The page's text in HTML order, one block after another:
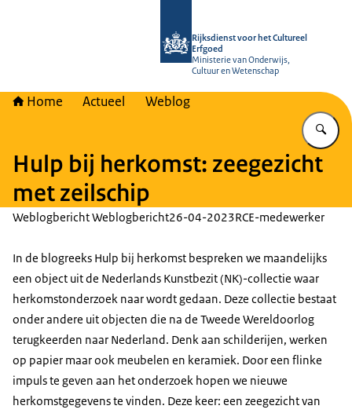
Rijksdienst voor het Cultureel
Erfgoed
Ministerie van Onderwijs,
Cultuur en Wetenschap
Home Actueel Weblog
Hulp bij herkomst: zeegezicht
met zeilschip
Weblogbericht Weblogbericht26-04-2023RCE-medewerker
In de blogreeks Hulp bij herkomst bespreken we maandelijks
een object uit de Nederlands Kunstbezit (NK)-collectie waar
herkomstonderzoek naar wordt gedaan. Deze collectie bestaat
onder andere uit objecten die na de Tweede Wereldoorlog
terugkeerden naar Nederland. Denk aan schilderijen, werken
op papier maar ook meubelen en keramiek. Door een flinke
impuls te geven aan het onderzoek hopen we nieuwe
herkomstgegevens te vinden. Deze keer: een zeegezicht van